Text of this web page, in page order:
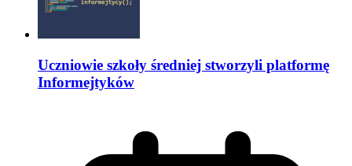
Uczniowie szkoły średniej stworzyli platformę
Informejtyków